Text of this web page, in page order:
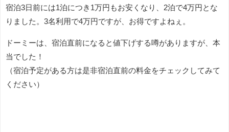
宿泊3日前には1泊につき1万円もお安くなり、2泊で4万円とな
りました。3名利用で4万円ですが、お得ですよねぇ。
ドーミーは、宿泊直前になると値下げする噂がありますが、本
当でした！
（宿泊予定がある方は是非宿泊直前の料金をチェックしてみて
ください）